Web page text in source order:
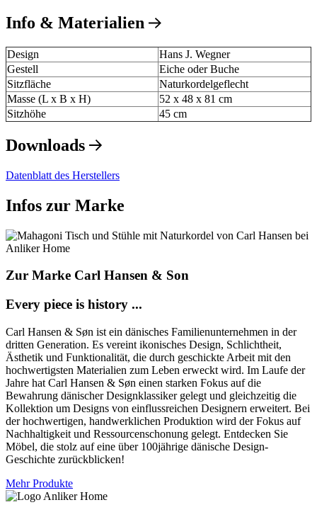
Info & Materialien
Design
Hans J. Wegner
Gestell
Eiche oder Buche
Sitzfläche
Naturkordelgeflecht
Masse (L x B x H)
52 x 48 x 81 cm
Sitzhöhe
45 cm
Downloads
Datenblatt des Herstellers
Infos zur Marke
Zur Marke Carl Hansen & Son
Every piece is history ...
Carl Hansen & Søn ist ein dänisches Familienunternehmen in der
dritten Generation. Es vereint ikonisches Design, Schlichtheit,
Ästhetik und Funktionalität, die durch geschickte Arbeit mit den
hochwertigsten Materialien zum Leben erweckt wird. Im Laufe der
Jahre hat Carl Hansen & Søn einen starken Fokus auf die
Bewahrung dänischer Designklassiker gelegt und gleichzeitig die
Kollektion um Designs von einflussreichen Designern erweitert. Bei
der hochwertigen, handwerklichen Produktion wird der Fokus auf
Nachhaltigkeit und Ressourcenschonung gelegt. Entdecken Sie
Möbel, die stolz auf eine über 100jährige dänische Design-
Geschichte zurückblicken!
Mehr Produkte